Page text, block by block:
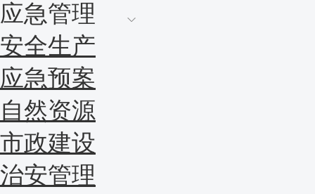
应急管理
安全生产
应急预案
自然资源
市政建设
治安管理